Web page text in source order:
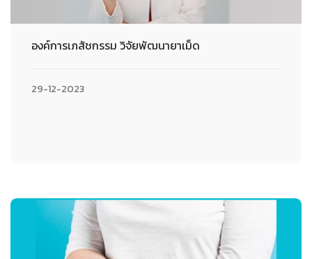
องค์การเภสัชกรรม วิจัยพัฒนายาเม็ด
29-12-2023